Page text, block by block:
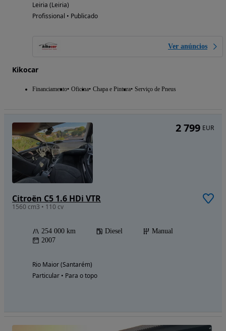
Leiria (Leiria)
Profissional • Publicado
Ver anúncios
Kikocar
Financiamento Oficina Chapa e Pintura Serviço de Pneus
Citroën C5 1.6 HDi VTR
1560 cm3 • 110 cv
254 000 km Diesel
Manual
2007
Rio Maior (Santarém)
Particular • Para o topo
2 799 EUR